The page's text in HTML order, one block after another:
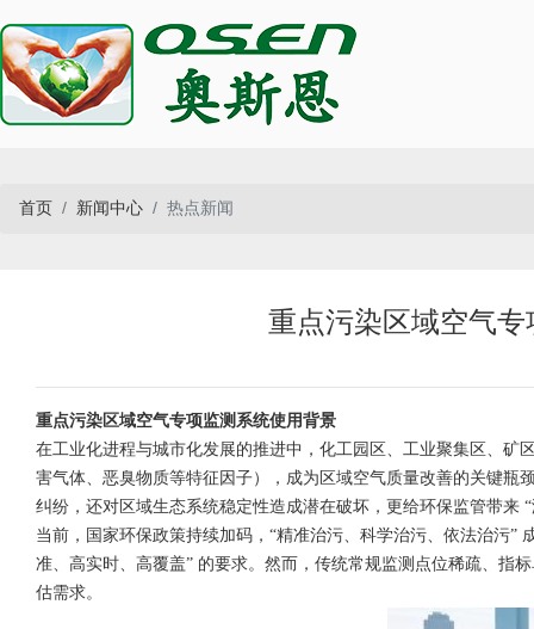
首页 新闻中心 热点新闻
重点污染区域空气
重点污染区域空气专项监测系统使用背景
在工业化进程与城市化发展的推进中，化工园区、工业聚集区、矿
害气体、恶臭物质等特征因子），成为区域空气质量改善的关键
纠纷，还对区域生态系统稳定性造成潜在破坏，更给环保监管带来
当前，国家环保政策持续加码，“精准治污、科学治污、依法治污
准、高实时、高覆盖” 的要求。然而，传统常规监测点位稀疏、指
估需求。